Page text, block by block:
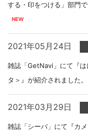
する・印をつける」部門
2021年05月24日
雑誌「GetNavi」にて『
タ＞』が紹介されました。
2021年03月29日
雑誌「シーバ」にて『カ